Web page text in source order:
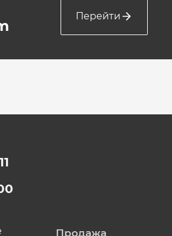
Перейти
Продажа